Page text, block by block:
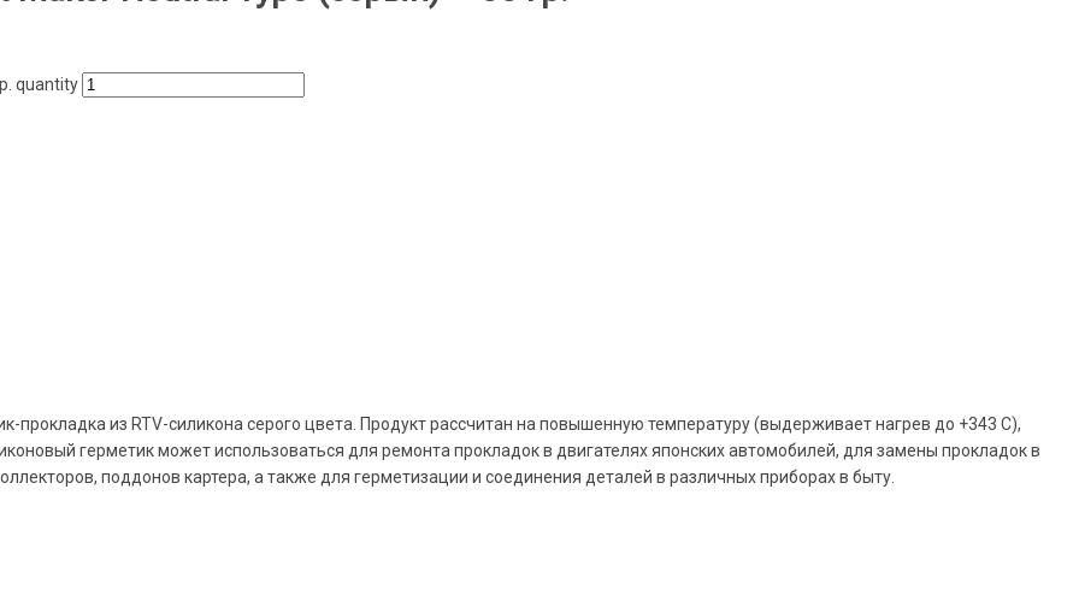
quantity
прокладка из RTV-силикона серого цвета. Продукт рассчитан на повышенную температуру (выдерживает нагрев до +343 С),
герметик может использоваться для ремонта прокладок в двигателях японских автомобилей, для замены прокладок в
поддонов картера, а также для герметизации и соединения деталей в различных приборах в быту.